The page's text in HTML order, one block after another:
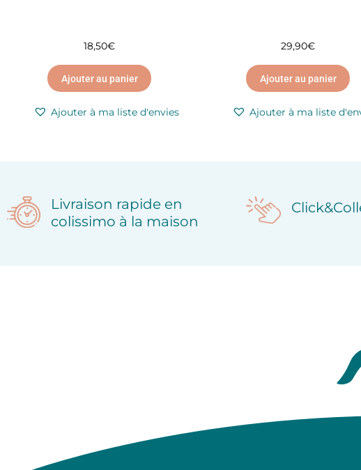
18,50€
Ajouter au panier
Ajouter à ma liste d'envies
29,90€
Ajouter au panier
Ajouter à ma liste
Livraison rapide en
colissimo à la maison